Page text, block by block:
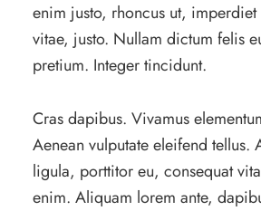
enim justo, rhoncus ut, imperdiet
vitae, justo. Nullam dictum felis
pretium. Integer tincidunt.
Cras dapibus. Vivamus
Aenean vulputate eleifend tellus.
ligula, porttitor eu, consequat
enim. Aliquam lorem ante,